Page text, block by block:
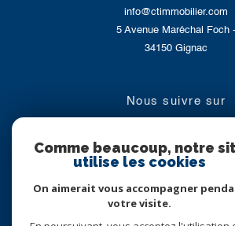
info@ctimmobilier.com
5 Avenue Maréchal Foch -
34150
Gignac
nous suivre sur
Comme beaucoup, notre
utilise les cookies
On aimerait vous accompagner
votre visite.